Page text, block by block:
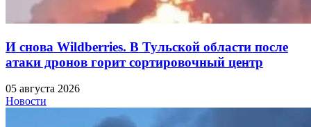
И снова Wildberries. В Тульской области после
атаки дронов горит сортировочный центр
05 августа 2026
Новости